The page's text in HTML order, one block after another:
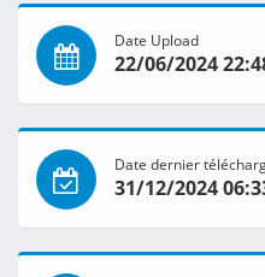
Date Upload
22/06/2024
Date dernier
31/12/2024